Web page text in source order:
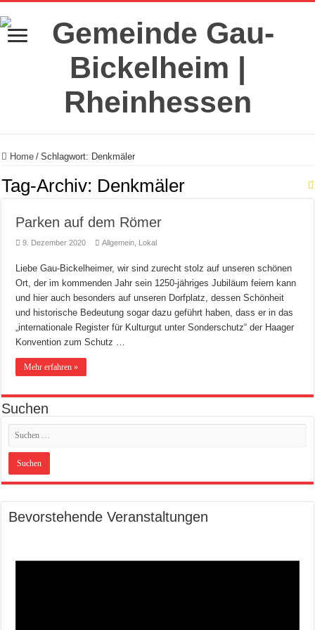
Home / Schlagwort: Denkmäler
Tag-Archiv: Denkmäler
Parken auf dem Römer
9. Dezember 2020 Allgemein Lokal
Liebe Gau-Bickelheimer, wir sind zurecht stolz auf unseren schönen
Ort, der im kommenden Jahr sein 1250-jähriges Jubiläum feiern kann
und hier auch besonders auf unseren Dorfplatz, dessen Schönheit
und historische Bedeutung sogar dazu geführt haben, dass er in das
„internationale Register für Kulturgut unter Sonderschutz“ der Haager
Konvention zum Schutz …
Mehr erfahren »
Suchen
Bevorstehende Veranstaltungen